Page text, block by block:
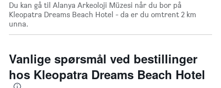
Du kan gå til Alanya Arkeoloji Müzesi når du bor på
Kleopatra Dreams Beach Hotel - da er du omtrent 2 km
unna.
Vanlige spørsmål ved bestillinger
hos Kleopatra Dreams Beach Hotel